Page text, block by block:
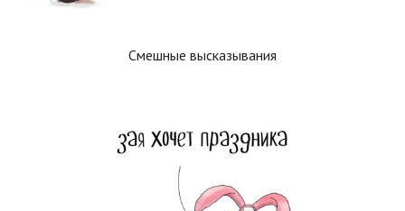
Смешные высказывания